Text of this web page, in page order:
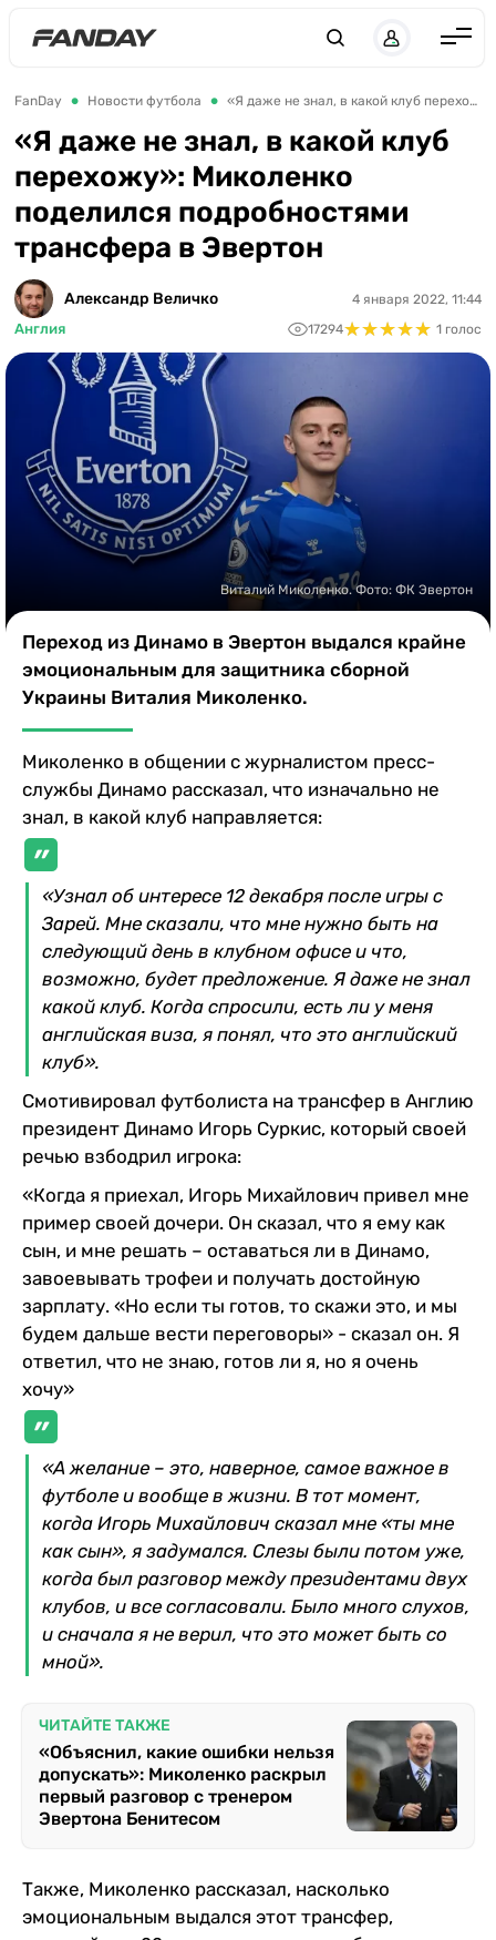
Англия
Испания
Германия
Италия
Франция
Украина
ЛЧ
ЛЕ
ЧЕ-2028
Букмекеры
Казино
FanDay Новости футбола «Я даже не знал, в какой клуб перехожу»: Миколенко поделился подробностями трансфера в Эвертон
«Я даже не знал, в какой клуб
перехожу»: Миколенко
поделился подробностями
трансфера в Эвертон
Александр Величко
Англия
4 января 2022, 11:44
17294★★★★★
★★★★★ 1 голос
Виталий Миколенко. Фото: ФК Эвертон
Переход из Динамо в Эвертон выдался крайне
эмоциональным для защитника сборной
Украины Виталия Миколенко.
Миколенко в общении с журналистом пресс-
службы Динамо рассказал, что изначально не
знал, в какой клуб направляется:
«Узнал об интересе 12 декабря после игры с
Зарей. Мне сказали, что мне нужно быть на
следующий день в клубном офисе и что,
возможно, будет предложение. Я даже не знал
какой клуб. Когда спросили, есть ли у меня
английская виза, я понял, что это английский
клуб».
Смотивировал футболиста на трансфер в Англию
президент Динамо Игорь Суркис, который своей
речью взбодрил игрока:
«Когда я приехал, Игорь Михайлович привел мне
пример своей дочери. Он сказал, что я ему как
сын, и мне решать – оставаться ли в Динамо,
завоевывать трофеи и получать достойную
зарплату. «Но если ты готов, то скажи это, и мы
будем дальше вести переговоры» - сказал он. Я
ответил, что не знаю, готов ли я, но я очень
хочу»
«А желание – это, наверное, самое важное в
футболе и вообще в жизни. В тот момент,
когда Игорь Михайлович сказал мне «ты мне
как сын», я задумался. Слезы были потом уже,
когда был разговор между президентами двух
клубов, и все согласовали. Было много слухов,
и сначала я не верил, что это может быть со
мной».
ЧИТАЙТЕ ТАКЖЕ
«Объяснил, какие ошибки нельзя
допускать»: Миколенко раскрыл
первый разговор с тренером
Эвертона Бенитесом
Также, Миколенко рассказал, насколько
эмоциональным выдался этот трансфер,